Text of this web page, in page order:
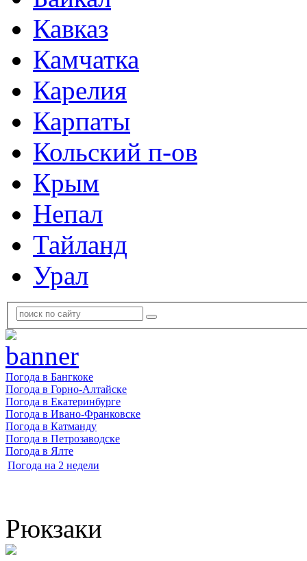
Кавказ
Камчатка
Карелия
Карпаты
Кольский п-ов
Крым
Непал
Тайланд
Урал
Погода в Бангкоке
Погода в Горно-Алтайске
Погода в Екатеринбурге
Погода в Ивано-Франковске
Погода в Катманду
Погода в Петрозаводске
Погода в Ялте
Погода на 2 недели
Рюкзаки